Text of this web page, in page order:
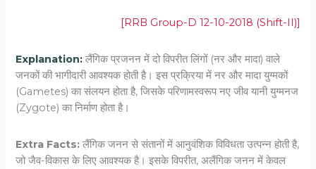
[RRB Group-D 12-10-2018 (Shift-II)]
Explanation: लैंगिक प्रजनन में दो विपरीत लिंगों (नर और मादा) वाले
जनकों की भागीदारी आवश्यक होती है। इस प्रक्रिया में नर और मादा युग्मकों
(Gametes) का संलयन होता है, जिसके परिणामस्वरूप नए जीव यानी युग्मनज
(Zygote) का निर्माण होता है।
Extra Facts: लैंगिक जनन से संतानों में आनुवंशिक विविधता उत्पन्न होती है,
जो जैव-विकास के लिए आवश्यक है। इसके विपरीत, अलैंगिक जनन में केवल